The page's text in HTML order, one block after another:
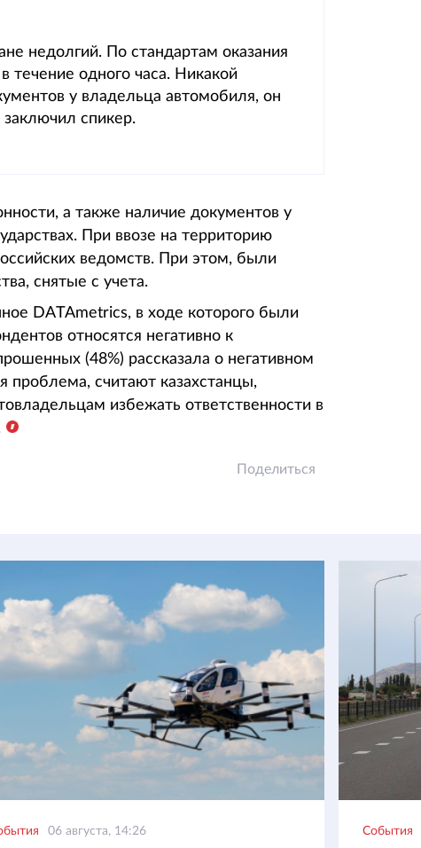
недолгий. По стандартам оказания
течение одного часа. Никакой
у владельца автомобиля, он
спикер.
а также наличие документов у
При ввозе на территорию
ведомств. При этом, были
снятые с учета.
DATAmetrics, в ходе которого были
относятся негативно к
(48%) рассказала о негативном
проблема, считают казахстанцы,
избежать ответственности в
Поделиться
06 августа, 14:26 События